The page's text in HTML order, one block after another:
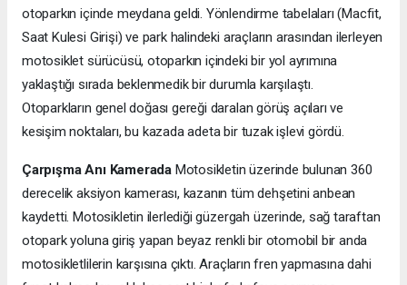
otoparkın içinde meydana geldi. Yönlendirme tabelaları (Macfit,
Saat Kulesi Girişi) ve park halindeki araçların arasından ilerleyen
motosiklet sürücüsü, otoparkın içindeki bir yol ayrımına
yaklaştığı sırada beklenmedik bir durumla karşılaştı.
Otoparkların genel doğası gereği daralan görüş açıları ve
kesişim noktaları, bu kazada adeta bir tuzak işlevi gördü.
Çarpışma Anı KameradaMotosikletin üzerinde bulunan 360
derecelik aksiyon kamerası, kazanın tüm dehşetini anbean
kaydetti. Motosikletin ilerlediği güzergah üzerinde, sağ taraftan
otopark yoluna giriş yapan beyaz renkli bir otomobil bir anda
motosikletlilerin karşısına çıktı. Araçların fren yapmasına dahi